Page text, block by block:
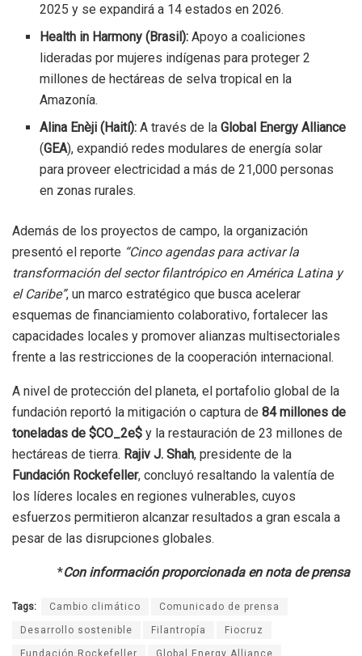
2025 y se expandirá a 14 estados en 2026.
Health in Harmony (Brasil): Apoyo a coaliciones
lideradas por mujeres indígenas para proteger 2
millones de hectáreas de selva tropical en la
Amazonía.
Alina Enèji (Haití): A través de laGlobal Energy Alliance
(GEA), expandió redes modulares de energía solar
para proveer electricidad a más de 21,000 personas
en zonas rurales.
Además de los proyectos de campo, la organización
presentó el reporte “Cinco agendas para activar la
transformación del sector filantrópico en América Latina y
el Caribe”, un marco estratégico que busca acelerar
esquemas de financiamiento colaborativo, fortalecer las
capacidades locales y promover alianzas multisectoriales
frente a las restricciones de la cooperación internacional.
A nivel de protección del planeta, el portafolio global de la
fundación reportó la mitigación o captura de 84 millones de
toneladas de $CO_2e$ y la restauración de 23 millones de
hectáreas de tierra. Rajiv J. Shah, presidente de la
Fundación Rockefeller, concluyó resaltando la valentía de
los líderes locales en regiones vulnerables, cuyos
esfuerzos permitieron alcanzar resultados a gran escala a
pesar de las disrupciones globales.
*Con información proporcionada en nota de prensa
Tags: Cambio climático Comunicado de prensa
Desarrollo sostenible Filantropía Fiocruz
Fundación Rockefeller Global Energy Alliance